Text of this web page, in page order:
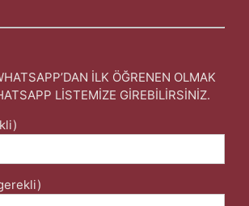
İLK ÖĞRENEN OLMAK
LİSTEMİZE GİREBİLİRSİNİZ.